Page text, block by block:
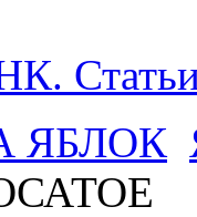
ЯБЛОК